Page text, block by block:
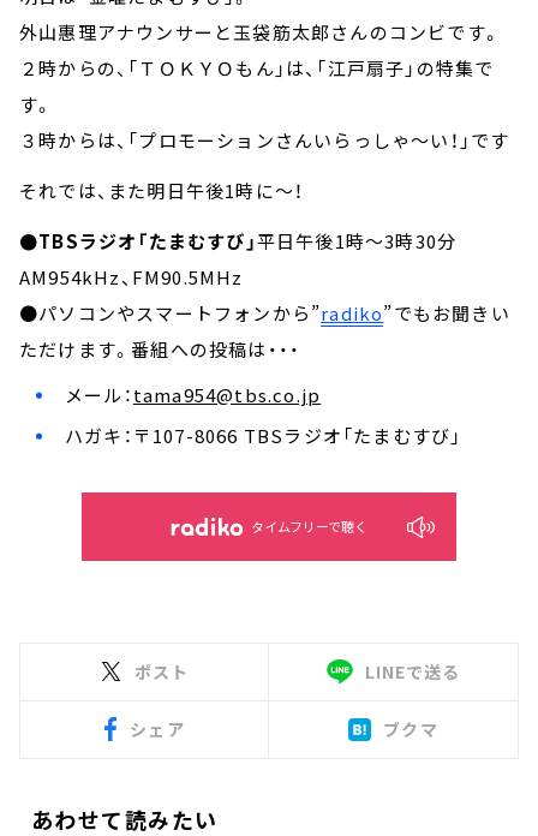
外山惠理アナウンサーと玉袋筋太郎さんのコンビです。
２時からの、 「ＴＯＫＹＯもん」は、「江戸扇子」の特集で
す。
３時からは、 「プロモーションさんいらっしゃ～い！」です
それでは、また明日午後1時に～！
●TBSラジオ「たまむすび」平日午後1時～3時30分
AM954kHz、FM90.5MHz
●パソコンやスマートフォンから”radiko”でもお聞きい
ただけます。番組への投稿は・・・
メール：tama954@tbs.co.jp
ハガキ：〒107-8066 TBSラジオ「たまむすび」
タイムフリーで聴く
ポスト LINEで送る
シェア ブクマ
あわせて読みたい